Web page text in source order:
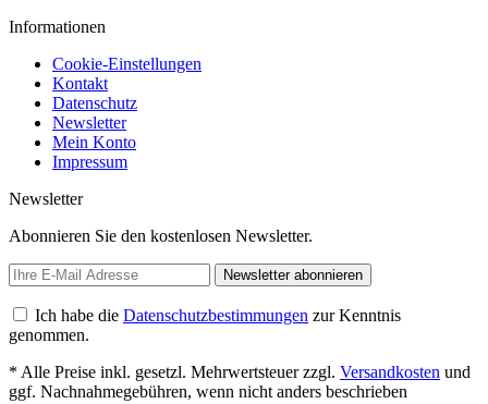
Informationen
Cookie-Einstellungen
Kontakt
Datenschutz
Newsletter
Mein Konto
Impressum
Newsletter
Abonnieren Sie den kostenlosen Newsletter.
Newsletter abonnieren
Ich habe die Datenschutzbestimmungen zur Kenntnis
genommen.
* Alle Preise inkl. gesetzl. Mehrwertsteuer zzgl. Versandkosten und
ggf. Nachnahmegebühren, wenn nicht anders beschrieben